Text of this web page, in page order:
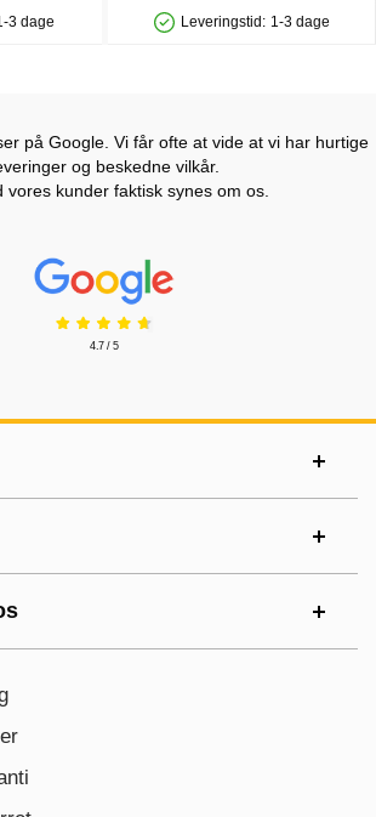
På lager
3 dage
Produkttilgængelighed: På lager
Leveringstid: 1-3 dage
på Google. Vi får ofte at vide at vi har hurtige
og beskedne vilkår.
vores kunder faktisk synes om os.
Prisjakt Anmeldelser: 4.7 Stjerne
4.7 / 5